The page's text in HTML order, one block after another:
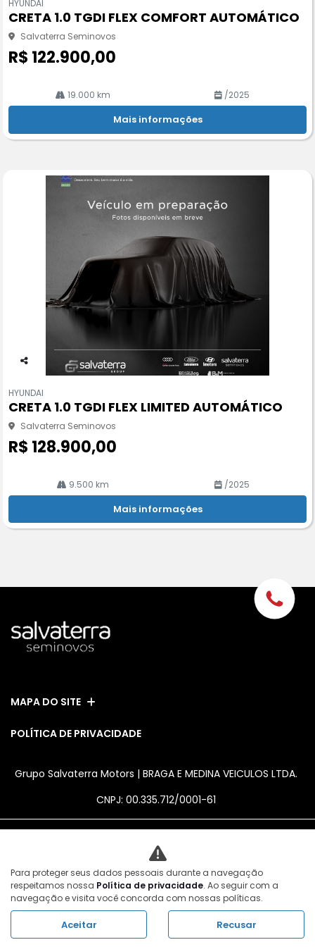
pa
rtil
he
HYUNDAI
CRETA 1.0 TGDI FLEX COMFORT AUTOMÁTICO
Salvaterra Seminovos
R$ 122.900,00
19.000 km /2025
Mais informações
pa
rtil
he
HYUNDAI
CRETA 1.0 TGDI FLEX LIMITED AUTOMÁTICO
Salvaterra Seminovos
R$ 128.900,00
9.500 km /2025
Mais informações
MAPA DO SITE
POLÍTICA DE PRIVACIDADE
Grupo Salvaterra Motors | BRAGA E MEDINA VEICULOS LTDA.
CNPJ: 00.335.712/0001-61
No trânsito, enxergar o outro salva
vidas.
Para proteger seus dados pessoais durante a navegação
respeitamos nossa Política de privacidade. Ao seguir com a
navegação e visita você concorda com nossas políticas.
Aceitar Recusar